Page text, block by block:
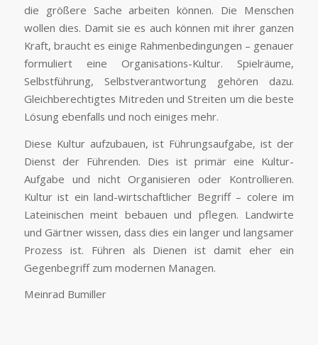
die größere Sache arbeiten können. Die Menschen
wollen dies. Damit sie es auch können mit ihrer ganzen
Kraft, braucht es einige Rahmenbedingungen – genauer
formuliert eine Organisations-Kultur. Spielräume,
Selbstführung, Selbstverantwortung gehören dazu.
Gleichberechtigtes Mitreden und Streiten um die beste
Lösung ebenfalls und noch einiges mehr.
Diese Kultur aufzubauen, ist Führungsaufgabe, ist der
Dienst der Führenden. Dies ist primär eine Kultur-
Aufgabe und nicht Organisieren oder Kontrollieren.
Kultur ist ein land-wirtschaftlicher Begriff – colere im
Lateinischen meint bebauen und pflegen. Landwirte
und Gärtner wissen, dass dies ein langer und langsamer
Prozess ist. Führen als Dienen ist damit eher ein
Gegenbegriff zum modernen Managen.
Meinrad Bumiller